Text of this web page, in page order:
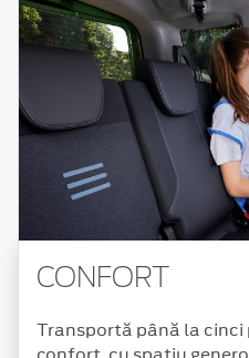
CONFORT
Transportă până la cinci